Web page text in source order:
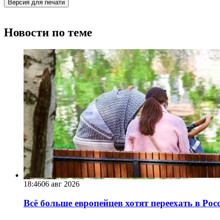
Версия для печати
Новости по теме
18:4606 авг 2026
Всё больше европейцев хотят переехать в